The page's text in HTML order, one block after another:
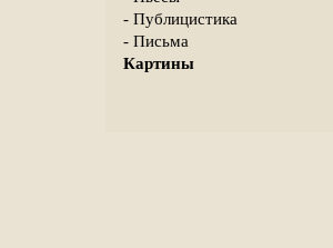
- Публицистика
- Письма
Картины